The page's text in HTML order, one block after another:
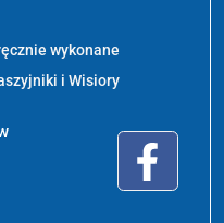
wykonane
i Wisiory